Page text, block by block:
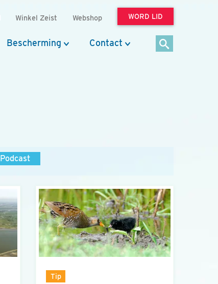
Winkel Zeist Webshop WORD LID
Bescherming Contact
Podcast
Tip